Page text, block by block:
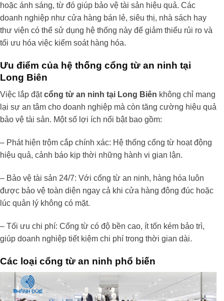
hoặc ánh sáng, từ đó giúp bảo vệ tài sản hiệu quả. Các
doanh nghiệp như cửa hàng bán lẻ, siêu thị, nhà sách hay
thư viện có thể sử dụng hệ thống này để giảm thiểu rủi ro và
tối ưu hóa việc kiểm soát hàng hóa.
Ưu điểm của hệ thống cổng từ an ninh tại
Long Biên
Việc lắp đặtcổng từ an ninh tại Long Biên không chỉ mang
lại sự an tâm cho doanh nghiệp mà còn tăng cường hiệu quả
bảo vệ tài sản. Một số lợi ích nổi bật bao gồm:
– Phát hiện trộm cắp chính xác: Hệ thống cổng từ hoạt động
hiệu quả, cảnh báo kịp thời những hành vi gian lận.
– Bảo vệ tài sản 24/7: Với cổng từ an ninh, hàng hóa luôn
được bảo vệ toàn diện ngay cả khi cửa hàng đông đúc hoặc
lúc quản lý không có mặt.
– Tối ưu chi phí: Cổng từ có độ bền cao, ít tốn kém bảo trì,
giúp doanh nghiệp tiết kiệm chi phí trong thời gian dài.
Các loại cổng từ an ninh phổ biến